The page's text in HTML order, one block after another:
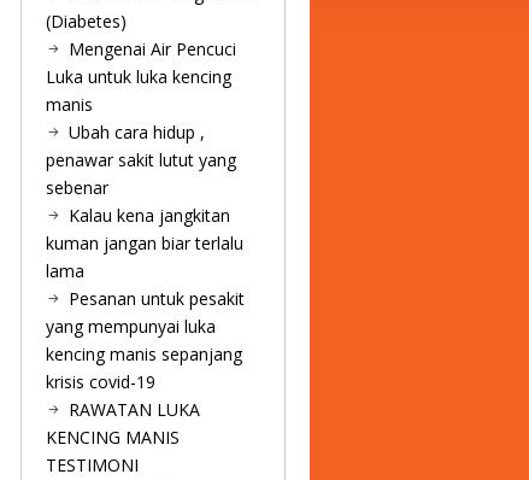
(Diabetes)
Mengenai Air Pencuci
Luka untuk luka kencing
manis
Ubah cara hidup ,
penawar sakit lutut yang
sebenar
Kalau kena jangkitan
kuman jangan biar terlalu
lama
Pesanan untuk pesakit
yang mempunyai luka
kencing manis sepanjang
krisis covid-19
RAWATAN LUKA
KENCING MANIS
TESTIMONI